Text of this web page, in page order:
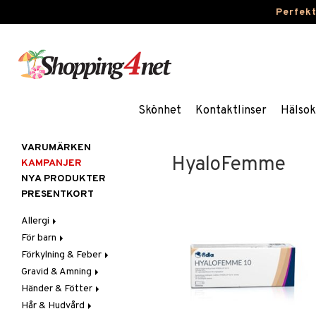
Skönhet Kontaktlinser
HyaloFemme
VARUMÄRKEN
KAMPANJER
NYA PRODUKTER
PRESENTKORT
Allergi
Nässpray
Ögondroppar
Tabletter
För barn
Blodstoppare
Blöjor
Feber, Förkylning & Värk
Hår
Förkylning & Feber
Feber
Febernedsättande
Barn
Febertermometrar
Halsont & Heshet
Hosta
Gravid & Amning
Bröstpump
Bröstskydd & Inlägg
Händer & Fötter
Fotvård
Hår & Hudvård